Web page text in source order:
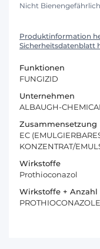
Nicht
Produktinformation
Sicherheitsdatenblatt
Funktionen
FUNGIZID
Unternehmen
ALBAUGH-CHEMICAL
Zusammensetzung
EC
KONZENTRAT/
Wirkstoffe
Prothioconazol
Wirkstoffe + Anzahl
PROTHIOCONAZOLE